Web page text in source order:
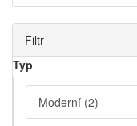
Filtr
Typ
Moderní (2)